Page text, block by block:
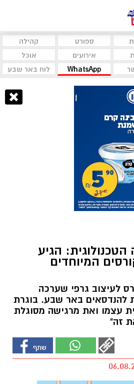
ספורט
קהילה
אירועים
אוכל
WhatsApp לוח באר שבע
הגיע
המיוחדים
לעיצוב גרפי שערכה
להנדסאים באר שבע. בוגרת
עצמו ואת מרגישה מסוגלת
זה"